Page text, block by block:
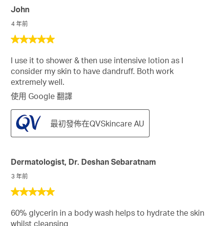
5
共
5
星。
John
4 年前
I use it to shower & then use intensive lotion as I
consider my skin to have dandruff. Both work
extremely well.
使用 Google 翻譯
最初發佈在QVSkincare AU
5
共
Dermatologist, Dr. Deshan Sebaratnam
3 年前
60% glycerin in a body wash helps to hydrate the skin
whilst cleansing